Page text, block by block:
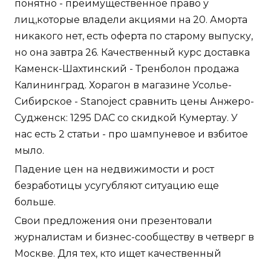
понятно - преимущественное право у
лиц,которые владели акциями на 20. Аморта
никакого нет, есть оферта по старому выпуску,
но она завтра 26. Качественный курс доставка
Каменск-Шахтинский - Тренболон продажа
Калининград. Хорагон в магазине Усолье-
Сибирское - Stanoject сравнить цены Анжеро-
Судженск: 1295 DAC со скидкой Кумертау. У
нас есть 2 статьи - про шампуневое и взбитое
мыло.
Падение цен на недвижимости и рост
безработицы усугубляют ситуацию еще
больше.
Свои предложения они презентовали
журналистам и бизнес-сообществу в четверг в
Москве. Для тех, кто ищет качественный